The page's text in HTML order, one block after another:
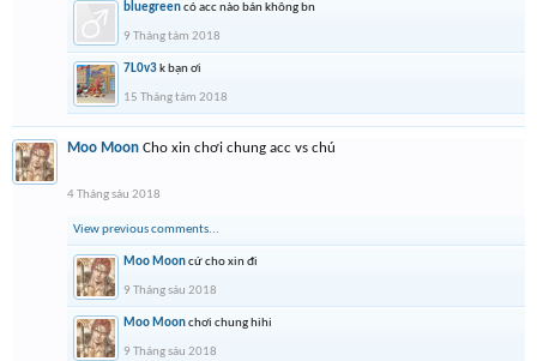
bluegreencó acc nào bán không bn
9 Tháng tám 2018
7L0v3 k bạn ơi
15 Tháng tám 2018
Moo Moon Cho xin chơi chung acc vs chú
4 Tháng sáu 2018
View previous comments...
Moo Mooncứ cho xin đi
9 Tháng sáu 2018
Moo Moonchơi chung hihi
9 Tháng sáu 2018